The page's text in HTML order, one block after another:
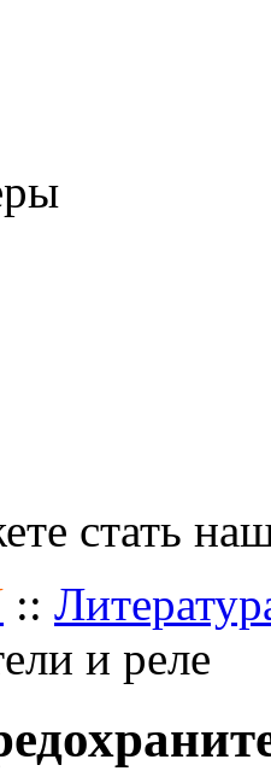
стать
::
и реле